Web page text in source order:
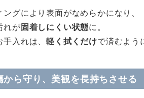
ングにより表面がなめらかになり、
れが固着しにくい状態に。
手入れは、軽く拭くだけで済むよう
ら守り、美観を長持ちさせる